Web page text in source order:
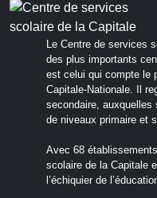
Le Centre de services
des plus importants
est celui qui compte le
Capitale-Nationale. Il
secondaire, auxquelles
de niveaux primaire et
Avec 68
scolaire de la Capitale
l’échiquier de